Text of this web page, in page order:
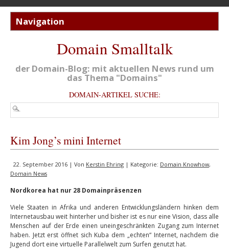
Domain Smalltalk
der Domain-Blog: mit aktuellen News rund um
das Thema "Domains"
DOMAIN-ARTIKEL SUCHE:
Kim Jong’s mini Internet
22. September 2016 | Von Kerstin Ehring | Kategorie: Domain Knowhow,
Domain News
Nordkorea hat nur 28 Domainpräsenzen
Viele Staaten in Afrika und anderen Entwicklungsländern hinken dem
Internetausbau weit hinterher und bisher ist es nur eine Vision, dass alle
Menschen auf der Erde einen uneingeschränkten Zugang zum Internet
haben. Jetzt erst öffnet sich Kuba dem „echten“ Internet, nachdem die
Jugend dort eine virtuelle Parallelwelt zum Surfen genutzt hat.